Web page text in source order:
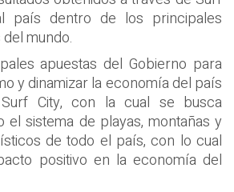
país dentro de los principales
mundo.
apuestas del Gobierno para
y dinamizar la economía del país
City, con la cual se busca
el sistema de playas, montañas y
de todo el país, con lo cual
positivo en la economía del